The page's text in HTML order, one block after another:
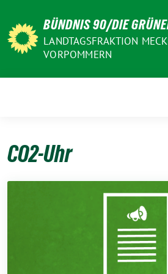
zum
Inhalt
BÜNDNIS 90/DIE
LANDTAGSFRAKTION
VORPOMMERN
CO2-Uhr